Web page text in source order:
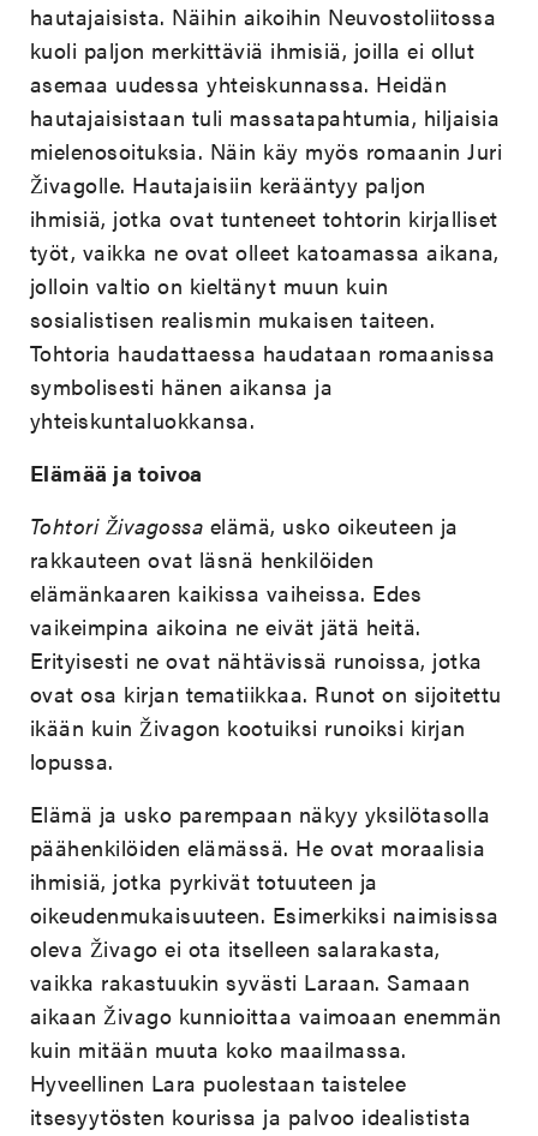
hautajaisista. Näihin aikoihin Neuvostoliitossa
kuoli paljon merkittäviä ihmisiä, joilla ei ollut
asemaa uudessa yhteiskunnassa. Heidän
hautajaisistaan tuli massatapahtumia, hiljaisia
mielenosoituksia. Näin käy myös romaanin Juri
Živagolle. Hautajaisiin kerääntyy paljon
ihmisiä, jotka ovat tunteneet tohtorin kirjalliset
työt, vaikka ne ovat olleet katoamassa aikana,
jolloin valtio on kieltänyt muun kuin
sosialistisen realismin mukaisen taiteen.
Tohtoria haudattaessa haudataan romaanissa
symbolisesti hänen aikansa ja
yhteiskuntaluokkansa.
Elämää ja toivoa
Tohtori Živagossa elämä, usko oikeuteen ja
rakkauteen ovat läsnä henkilöiden
elämänkaaren kaikissa vaiheissa. Edes
vaikeimpina aikoina ne eivät jätä heitä.
Erityisesti ne ovat nähtävissä runoissa, jotka
ovat osa kirjan tematiikkaa. Runot on sijoitettu
ikään kuin Živagon kootuiksi runoiksi kirjan
lopussa.
Elämä ja usko parempaan näkyy yksilötasolla
päähenkilöiden elämässä. He ovat moraalisia
ihmisiä, jotka pyrkivät totuuteen ja
oikeudenmukaisuuteen. Esimerkiksi naimisissa
oleva Živago ei ota itselleen salarakasta,
vaikka rakastuukin syvästi Laraan. Samaan
aikaan Živago kunnioittaa vaimoaan enemmän
kuin mitään muuta koko maailmassa.
Hyveellinen Lara puolestaan taistelee
itsesyytösten kourissa ja palvoo idealistista